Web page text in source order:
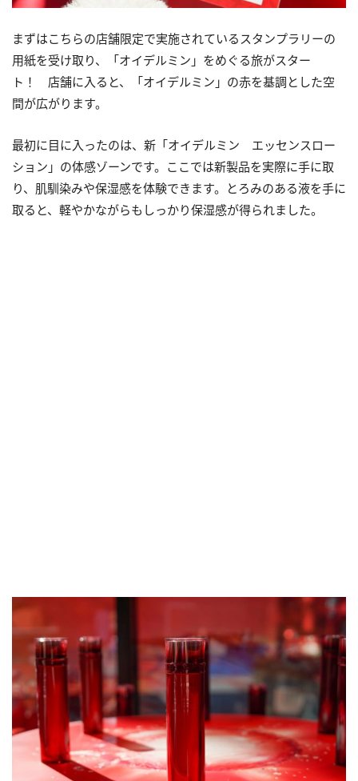
まずはこちらの店舗限定で実施されているスタンプラリーの
用紙を受け取り、「オイデルミン」をめぐる旅がスター
ト！ 店舗に入ると、「オイデルミン」の赤を基調とした空
間が広がります。
最初に目に入ったのは、新「オイデルミン エッセンスロー
ション」の体感ゾーンです。ここでは新製品を実際に手に取
り、肌馴染みや保湿感を体験できます。とろみのある液を手に
取ると、軽やかながらもしっかり保湿感が得られました。